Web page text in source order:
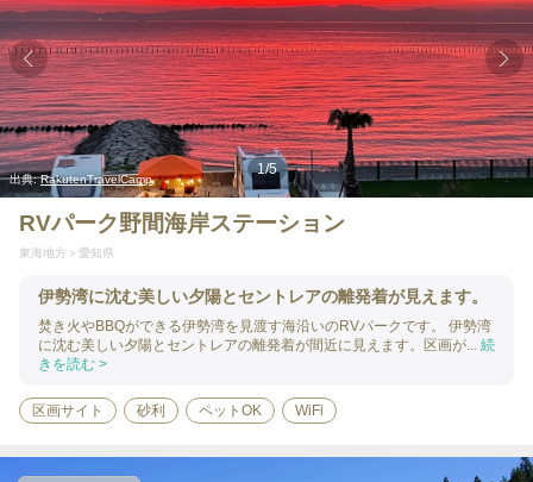
出典:RakutenTravelCamp
1/5
RVパーク野間海岸ステーション
東海地方 愛知県
伊勢湾に沈む美しい夕陽とセントレアの離発着が見えます。
焚き火やBBQができる伊勢湾を見渡す海沿いのRVパークです。 伊勢湾
に沈む美しい夕陽とセントレアの離発着が間近に見えます。区画が... 続
きを読む >
区画サイト 砂利 ペットOK WiFi